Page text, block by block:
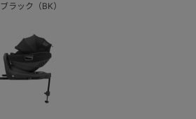
ブラック（BK）